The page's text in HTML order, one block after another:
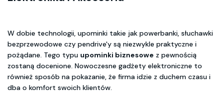
W dobie technologii, upominki takie jak powerbanki, słuchawki
bezprzewodowe czy pendrive'y są niezwykle praktyczne i
pożądane. Tego typu upominki biznesowe z pewnością
zostaną docenione. Nowoczesne gadżety elektroniczne to
również sposób na pokazanie, że firma idzie z duchem czasu i
dba o komfort swoich klientów.